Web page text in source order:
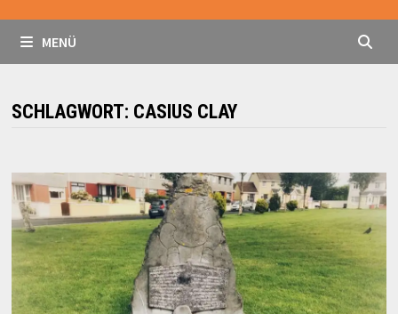
MENÜ
SCHLAGWORT: CASIUS CLAY